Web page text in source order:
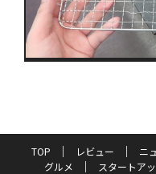
TOP レビュー ニ
グルメ
スタートア